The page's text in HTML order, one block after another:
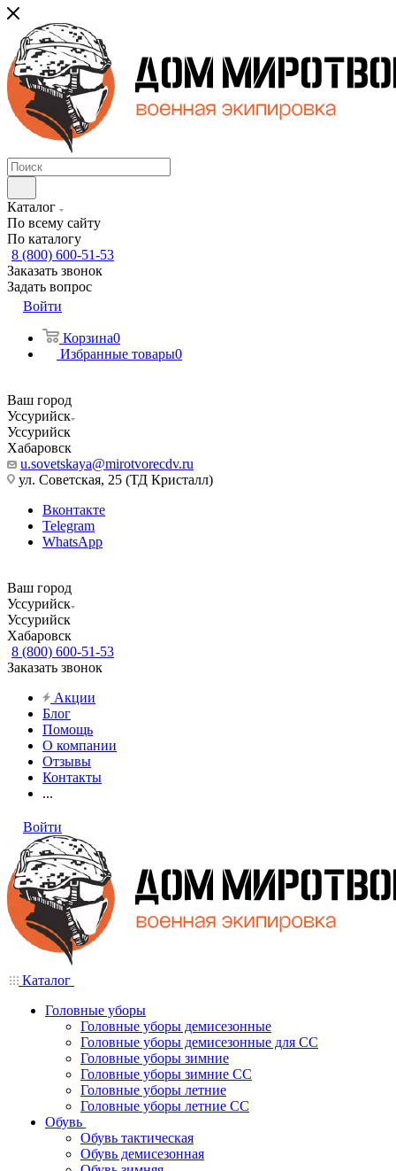
Каталог
По всему сайту
По каталогу
8 (800) 600-51-53
Заказать звонок
Задать вопрос
Войти
Корзина0
Избранные товары0
Ваш город
Уссурийск
Уссурийск
Хабаровск
u.sovetskaya@mirotvorecdv.ru
ул. Советская, 25 (ТД Кристалл)
Вконтакте
Telegram
WhatsApp
Ваш город
Уссурийск
Уссурийск
Хабаровск
8 (800) 600-51-53
Заказать звонок
Акции
Блог
Помощь
О компании
Отзывы
Контакты
...
Войти
Каталог
Головные уборы
Головные уборы демисезонные
Головные уборы демисезонные для СС
Головные уборы зимние
Головные уборы зимние СС
Головные уборы летние
Головные уборы летние СС
Обувь
Обувь тактическая
Обувь демисезонная